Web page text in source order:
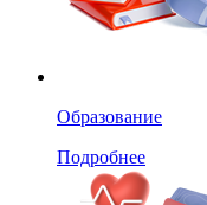
Образование
Подробнее